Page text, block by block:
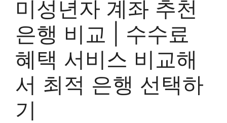
미성년자 계좌 추천
은행 비교 | 수수료
혜택 서비스 비교해
서 최적 은행 선택하
기